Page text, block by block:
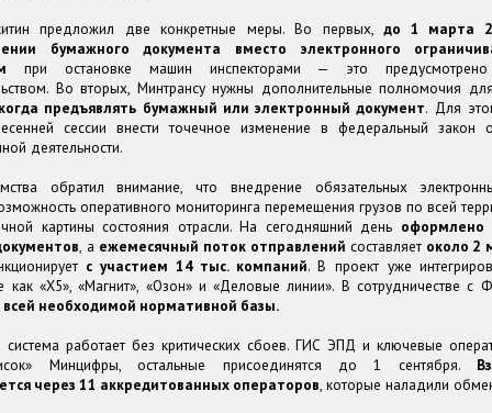
предложил две конкретные меры. Во первых,до 1 марта
бумажного документа вместо электронного
при остановке машин инспекторами — это предусмотрено
Во вторых, Минтрансу нужны дополнительные полномочия
предъявлять бумажный или электронный документ. Для
сессии внести точечное изменение в федеральный закон
деятельности.
обратил внимание, что внедрение обязательных
оперативного мониторинга перемещения грузов по всей
картины состояния отрасли. На сегодняшний день
, а ежемесячный поток отправлений составляетоколо 2
с участием 14 тыс. компаний. В проект уже
как «Х5», «Магнит», «Озон» и «Деловые линии». В сотрудничестве
всей необходимой нормативной базы.
работает без критических сбоев. ГИС ЭПД и ключевые
Минцифры, остальные присоединятся до 1 сентября.
через 11 аккредитованных операторов, которые наладили